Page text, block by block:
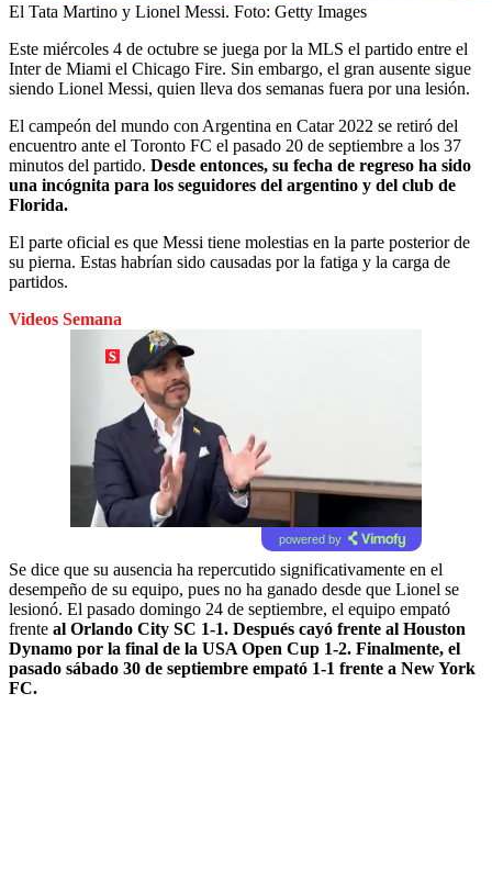
El Tata Martino y Lionel Messi. Foto: Getty Images
Este miércoles 4 de octubre se juega por la MLS el partido entre el
Inter de Miami el Chicago Fire. Sin embargo, el gran ausente sigue
siendo Lionel Messi, quien lleva dos semanas fuera por una lesión.
El campeón del mundo con Argentina en Catar 2022 se retiró del
encuentro ante el Toronto FC el pasado 20 de septiembre a los 37
minutos del partido. Desde entonces, su fecha de regreso ha sido
una incógnita para los seguidores del argentino y del club de
Florida.
El parte oficial es que Messi tiene molestias en la parte posterior de
su pierna. Estas habrían sido causadas por la fatiga y la carga de
partidos.
Videos Semana
powered by
Se dice que su ausencia ha repercutido significativamente en el
desempeño de su equipo, pues no ha ganado desde que Lionel se
lesionó. El pasado domingo 24 de septiembre, el equipo empató
frente al Orlando City SC 1-1. Después cayó frente al Houston
Dynamo por la final de la USA Open Cup 1-2. Finalmente, el
pasado sábado 30 de septiembre empató 1-1 frente a New York
FC.